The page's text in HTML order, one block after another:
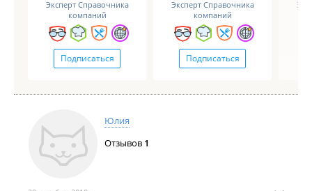
Эксперт Справочника
компаний
Подписаться
Эксперт Справочника
компаний
Подписаться
Юлия
Отзывов 1